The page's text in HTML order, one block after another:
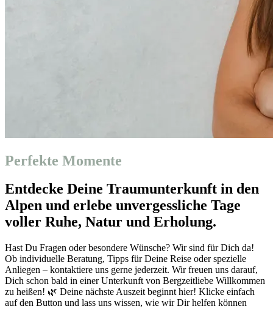
Perfekte Momente
Entdecke Deine Traumunterkunft in den
Alpen und erlebe unvergessliche Tage
voller Ruhe, Natur und Erholung.
Hast Du Fragen oder besondere Wünsche? Wir sind für Dich da!
Ob individuelle Beratung, Tipps für Deine Reise oder spezielle
Anliegen – kontaktiere uns gerne jederzeit. Wir freuen uns darauf,
Dich schon bald in einer Unterkunft von Bergzeitliebe Willkommen
zu heißen! 🌿 Deine nächste Auszeit beginnt hier! Klicke einfach
auf den Button und lass uns wissen, wie wir Dir helfen können